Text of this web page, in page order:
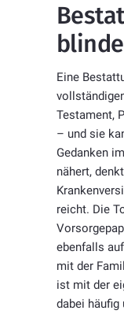
Eine
Testament,
– und sie
Gedanken
nähert,
reicht. Die
ebenfalls
mit der
ist mit der
dabei häufig